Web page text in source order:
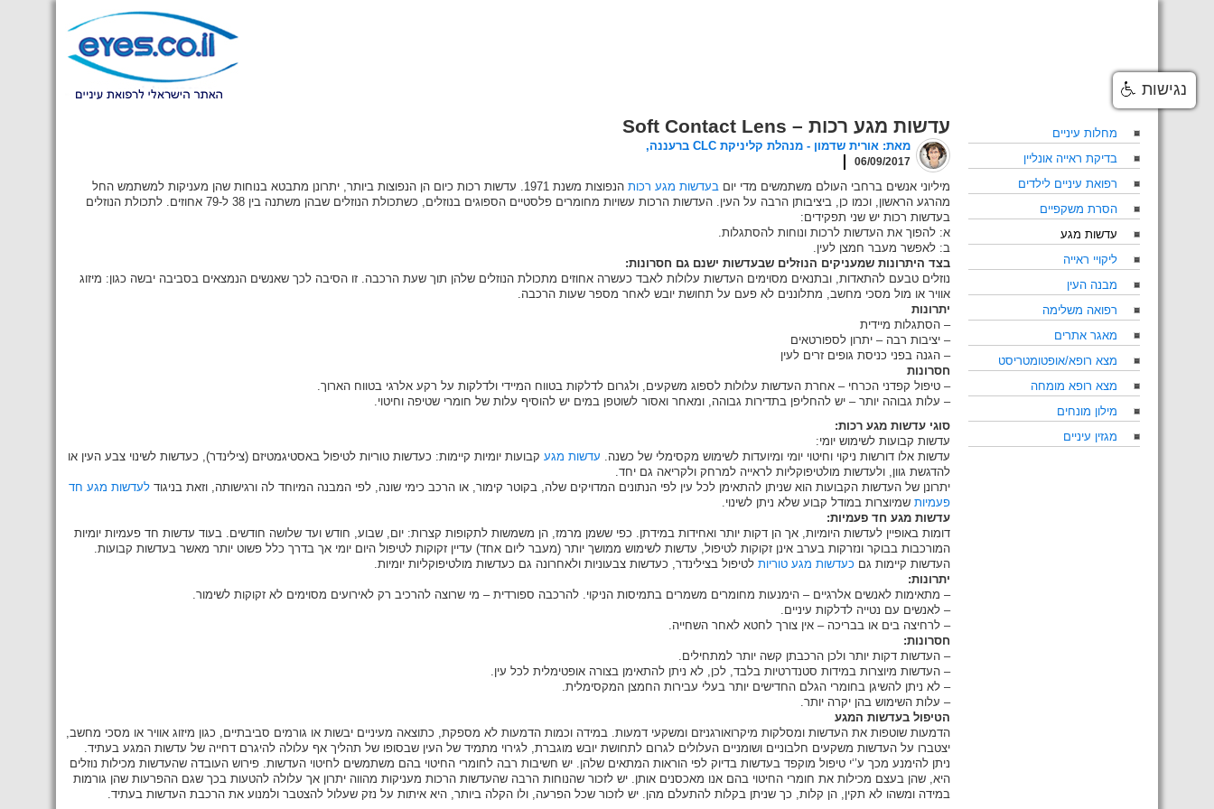
מחלות עיניים
בדיקת ראייה אונליין
רפואת עיניים לילדים
הסרת משקפיים
עדשות מגע
ליקויי ראייה
מבנה העין
רפואה משלימה
מאגר אתרים
מצא רופא/אופטומטריסט
מצא רופא מומחה
מילון מונחים
מגזין עיניים
עדשות מגע רכות – Soft Contact Lens
מאת: אורית שדמון - מנהלת קליניקת CLC ברעננה,
06/09/2017
מיליוני אנשים ברחבי העולם משתמשים מדי יום בעדשות מגע רכות
הנפוצות משנת 1971. עדשות רכות כיום הן הנפוצות ביותר, יתרונן מתבטא בנוחות שהן מעניקות למשתמש החל
מהרגע הראשון, וכמו כן, ביציבותן הרבה על העין. העדשות הרכות עשויות מחומרים פלסטיים הספוגים בנוזלים, כשתכולת הנוזלים שבהן משתנה בין 38 ל-79 אחוזים. לתכולת הנוזלים
בעדשות רכות יש שני תפקידים:
א: להפוך את העדשות לרכות ונוחות להסתגלות.
ב: לאפשר מעבר חמצן לעין.
בצד היתרונות שמעניקים הנוזלים שבעדשות ישנם גם חסרונות:
נוזלים טבעם להתאדות, ובתנאים מסוימים העדשות עלולות לאבד כעשרה אחוזים מתכולת הנוזלים שלהן תוך שעת הרכבה. זו הסיבה לכך שאנשים הנמצאים בסביבה יבשה כגון: מיזוג
אוויר או מול מסכי מחשב, מתלוננים לא פעם על תחושת יובש לאחר מספר שעות הרכבה.
יתרונות
– הסתגלות מיידית
– יציבות רבה – יתרון לספורטאים
– הגנה בפני כניסת גופים זרים לעין
חסרונות
– טיפול קפדני הכרחי – אחרת העדשות עלולות לספוג משקעים, ולגרום לדלקות בטווח המיידי ולדלקות על רקע אלרגי בטווח הארוך.
– עלות גבוהה יותר – יש להחליפן בתדירות גבוהה, ומאחר ואסור לשוטפן במים יש להוסיף עלות של חומרי שטיפה וחיטוי.
סוגי עדשות מגע רכות:
עדשות קבועות לשימוש יומי:
עדשות אלו דורשות ניקוי וחיטוי יומי ומיועדות לשימוש מקסימלי של כשנה. עדשות מגע קבועות יומיות קיימות: כעדשות טוריות לטיפול באסטיגמטיזם (צילינדר), כעדשות לשינוי צבע העין או
להדגשת גוון, ולעדשות מולטיפוקליות לראייה למרחק ולקריאה גם יחד.
יתרונן של העדשות הקבועות הוא שניתן להתאימן לכל עין לפי הנתונים המדויקים שלה, בקוטר קימור, או הרכב כימי שונה, לפי המבנה המיוחד לה ורגישותה, וזאת בניגוד לעדשות מגע חד
פעמיות שמיוצרות במודל קבוע שלא ניתן לשינוי.
עדשות מגע חד פעמיות:
דומות באופיין לעדשות היומיות, אך הן דקות יותר ואחידות במידתן. כפי ששמן מרמז, הן משמשות לתקופות קצרות: יום, שבוע, חודש ועד שלושה חודשים. בעוד עדשות חד פעמיות יומיות
המורכבות בבוקר ונזרקות בערב אינן זקוקות לטיפול, עדשות לשימוש ממושך יותר (מעבר ליום אחד) עדיין זקוקות לטיפול היום יומי אך בדרך כלל פשוט יותר מאשר בעדשות קבועות.
העדשות קיימות גם כעדשות מגע טוריות לטיפול בצילינדר, כעדשות צבעוניות ולאחרונה גם כעדשות מולטיפוקליות יומיות.
יתרונות:
– מתאימות לאנשים אלרגיים – הימנעות מחומרים משמרים בתמיסות הניקוי. להרכבה ספורדית – מי שרוצה להרכיב רק לאירועים מסוימים לא זקוקות לשימור.
– לאנשים עם נטייה לדלקות עיניים.
– לרחיצה בים או בבריכה – אין צורך לחטא לאחר השחייה.
חסרונות:
– העדשות דקות יותר ולכן הרכבתן קשה יותר למתחילים.
– העדשות מיוצרות במידות סטנדרטיות בלבד, לכן, לא ניתן להתאימן בצורה אופטימלית לכל עין.
– לא ניתן להשיגן בחומרי הגלם החדישים יותר בעלי עבירות החמצן המקסימלית.
– עלות השימוש בהן יקרה יותר.
הטיפול בעדשות המגע
הדמעות שוטפות את העדשות ומסלקות מיקרואורגניזם ומשקעי דמעות. במידה וכמות הדמעות לא מספקת, כתוצאה מעיניים יבשות או גורמים סביבתיים, כגון מיזוג אוויר או מסכי מחשב,
יצטברו על העדשות משקעים חלבוניים ושומניים העלולים לגרום לתחושת יובש מוגברת, לגירוי מתמיד של העין שבסופו של תהליך אף עלולה להיגרם דחייה של עדשות המגע בעתיד.
ניתן להימנע מכך ע’‘י טיפול מוקפד בעדשות בדיוק לפי הוראות המתאים שלהן. יש חשיבות רבה לחומרי החיטוי בהם משתמשים לחיטוי העדשות. פירוש העובדה שהעדשות מכילות נוזלים
היא, שהן בעצם מכילות את חומרי החיטוי בהם אנו מאכסנים אותן. יש לזכור שהנוחות הרבה שהעדשות הרכות מעניקות מהווה יתרון אך עלולה להטעות בכך שגם ההפרעות שהן גורמות
במידה ומשהו לא תקין, הן קלות, כך שניתן בקלות להתעלם מהן. יש לזכור שכל הפרעה, ולו הקלה ביותר, היא איתות על נזק שעלול להצטבר ולמנוע את הרכבת העדשות בעתיד.
נגישות